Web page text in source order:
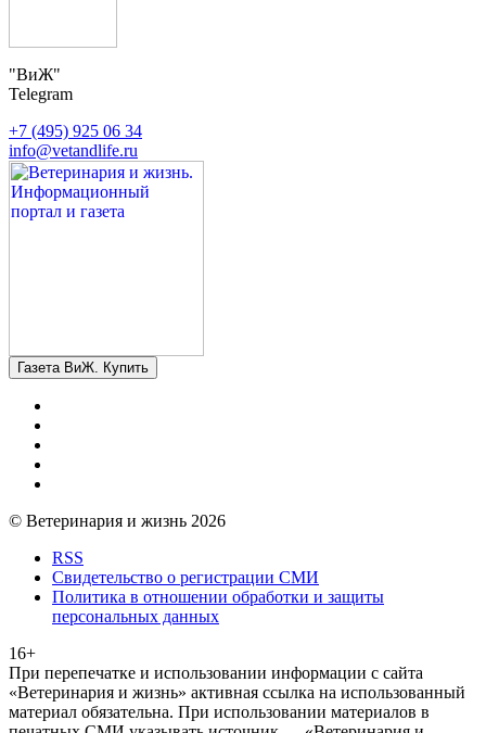
"ВиЖ"
Telegram
+7 (495) 925 06 34
info@vetandlife.ru
Газета ВиЖ. Купить
© Ветеринария и жизнь 2026
RSS
Свидетельство о регистрации СМИ
Политика в отношении обработки и защиты
персональных данных
16+
При перепечатке и использовании информации с сайта
«Ветеринария и жизнь» активная ссылка на использованный
материал обязательна. При использовании материалов в